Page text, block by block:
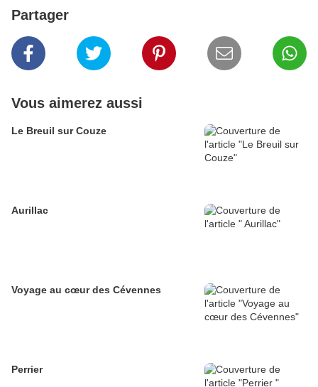
Partager
Vous aimerez aussi
Le Breuil sur Couze
Aurillac
Voyage au cœur des Cévennes
Perrier